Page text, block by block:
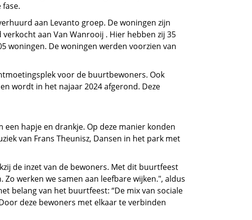
aan Levanto groep. De woningen zijn
aan Van Wanrooij . Hier hebben zij 35
woningen. De woningen werden voorzien van
voor de buurtbewoners. Ook
wordt in het najaar 2024 afgerond. Deze
hapje en drankje. Op deze manier konden
van Frans Theunisz, Dansen in het park met
de inzet van de bewoners. Met dit buurtfeest
werken we samen aan leefbare wijken.", aldus
belang van het buurtfeest: “De mix van sociale
deze bewoners met elkaar te verbinden